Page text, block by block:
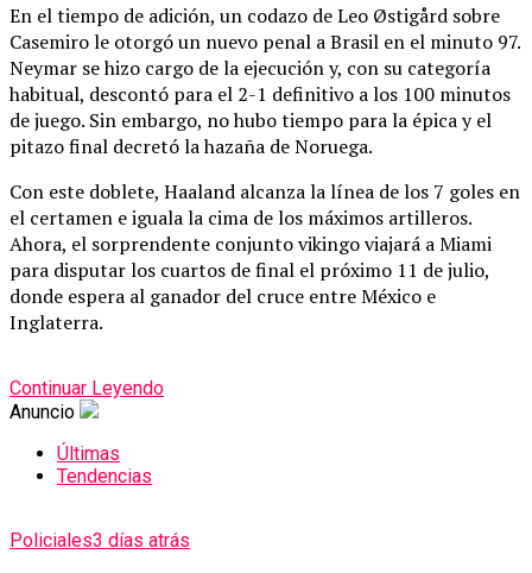
En el tiempo de adición, un codazo de Leo Østigård sobre
Casemiro le otorgó un nuevo penal a Brasil en el minuto 97.
Neymar se hizo cargo de la ejecución y, con su categoría
habitual, descontó para el 2-1 definitivo a los 100 minutos
de juego. Sin embargo, no hubo tiempo para la épica y el
pitazo final decretó la hazaña de Noruega.
Con este doblete, Haaland alcanza la línea de los 7 goles en
el certamen e iguala la cima de los máximos artilleros.
Ahora, el sorprendente conjunto vikingo viajará a Miami
para disputar los cuartos de final el próximo 11 de julio,
donde espera al ganador del cruce entre México e
Inglaterra.
Continuar Leyendo
Anuncio
Últimas
Tendencias
Policiales3 días atrás